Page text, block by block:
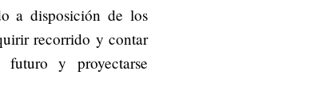
a disposición de los
recorrido y contar
y proyectarse